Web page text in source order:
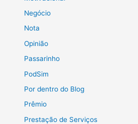
Negócio
Nota
Opinião
Passarinho
PodSim
Por dentro do Blog
Prêmio
Prestação de Serviços